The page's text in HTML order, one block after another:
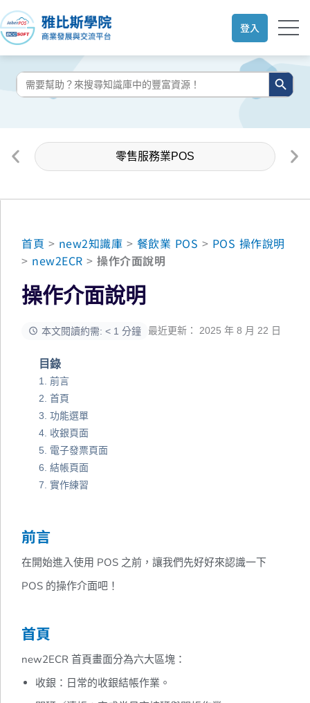
至
主
登入
搜
尋:
搜尋按鈕
零售服務業POS
首頁 > new2知識庫 > 餐飲業 POS > POS 操作說明
> new2ECR > 操作介面說明
操作介面說明
本文閱讀約需: < 1 分鐘 最近更新： 2025 年 8 月 22 日
目錄
前言
首頁
功能選單
收銀頁面
電子發票頁面
結帳頁面
實作練習
前言
在開始進入使用 POS 之前，讓我們先好好來認識一下
POS 的操作介面吧！
首頁
new2ECR 首頁畫面分為六大區塊：
收銀：日常的收銀結帳作業。